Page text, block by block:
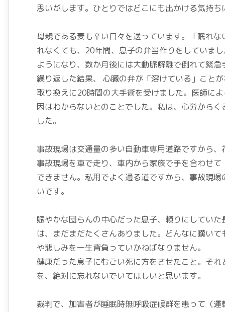
思いがします。ひとりではどこにも出かける気持ち
母親である妻も辛い日々を送っています。「眠れ
れなくても、20年間、息子の弁当作りをしていま
ようになり、数か月後には大動脈解離で倒れて緊
繰り返した結果、 心臓の弁が「溶けている」こと
取り換えに20時間の大手術を受けました。医師に
因はわからないとのことでした。私は、心労から
した。
事故現場は交通量の多い自動車専用道路ですから
事故現場を車で走り、車内から家族で手を合わせ
できません。私用でよく通る道ですから、事故現
いです。
賑やかな団らんの中心だった息子、頼りにしてい
は、まだまだたくさんありました。どんなに嘆い
や悲しみを一生背負っていかねばなりません。
健康だった息子にむごい死に方をさせたこと。そ
を、絶対に忘れないでいてほしいと思います。
裁判で、加害者が睡眠時無呼吸症候群を患って（